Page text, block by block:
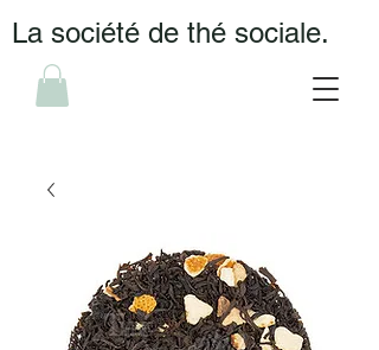
La société de thé sociale.